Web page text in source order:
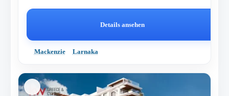
Details ansehen
Mackenzie Larnaka